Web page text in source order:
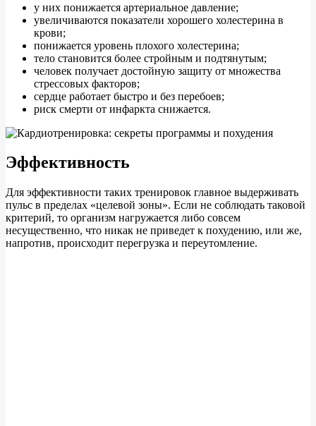
у них понижается артериальное давление;
увеличиваются показатели хорошего холестерина в
крови;
понижается уровень плохого холестерина;
тело становится более стройным и подтянутым;
человек получает достойную защиту от множества
стрессовых факторов;
сердце работает быстро и без перебоев;
риск смерти от инфаркта снижается.
Эффективность
Для эффективности таких тренировок главное выдерживать
пульс в пределах «целевой зоны». Если не соблюдать таковой
критерий, то организм нагружается либо совсем
несущественно, что никак не приведет к похудению, или же,
напротив, происходит перегрузка и переутомление.